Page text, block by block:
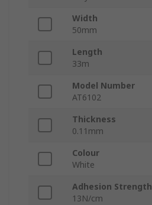
Width
50mm
Length
33m
Model Number
AT6102
Thickness
0.11mm
Colour
White
Adhesion Strength
13N/cm